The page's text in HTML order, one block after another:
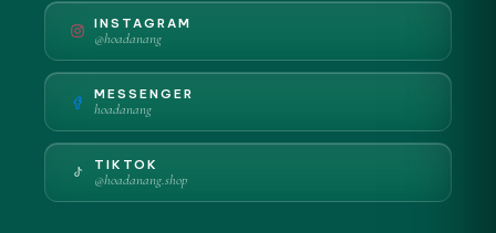
INSTAGRAM
@hoadanang
MESSENGER
hoadanang
TIKTOK
@hoadanang.shop